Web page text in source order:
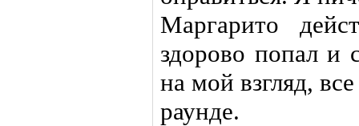
Маргарито
здорово попал и
на мой взгляд,
раунде.